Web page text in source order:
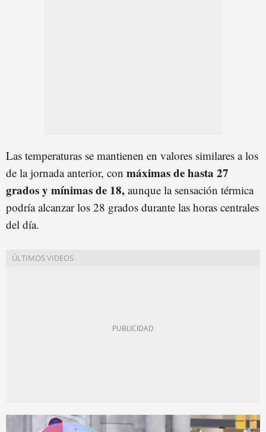
Las temperaturas se mantienen en valores similares a los
de la jornada anterior, con máximas de hasta 27
grados y mínimas de 18, aunque la sensación térmica
podría alcanzar los 28 grados durante las horas centrales
del día.